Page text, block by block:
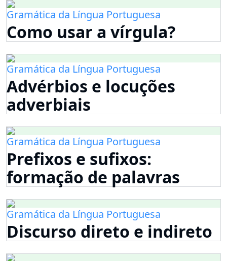
Gramática da Língua Portuguesa
Como usar a vírgula?
Gramática da Língua Portuguesa
Advérbios e locuções
adverbiais
Gramática da Língua Portuguesa
Prefixos e sufixos:
formação de palavras
Gramática da Língua Portuguesa
Discurso direto e indireto